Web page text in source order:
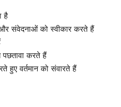
है
संवेदनाओं को स्वीकार करते हैं
पछतावा करते हैं
हुए वर्तमान को संवारते हैं